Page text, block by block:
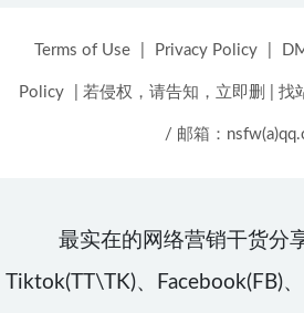
Terms of Use Privacy Policy
Policy 若侵权，请告知，立即删 找
/ 邮箱：
最实在的网络营销干货分
Tiktok(TT\TK)、Facebook(FB)